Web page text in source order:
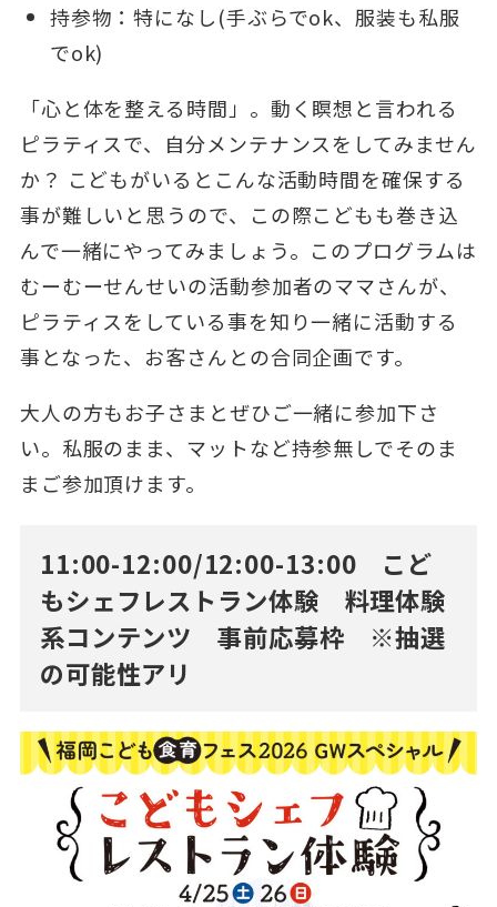
持参物：特になし(手ぶらでok、服装も私服
でok)
「心と体を整える時間」。動く瞑想と言われる
ピラティスで、自分メンテナンスをしてみません
か？ こどもがいるとこんな活動時間を確保する
事が難しいと思うので、この際こどもも巻き込
んで一緒にやってみましょう。このプログラムは
むーむーせんせいの活動参加者のママさんが、
ピラティスをしている事を知り一緒に活動する
事となった、お客さんとの合同企画です。
大人の方もお子さまとぜひご一緒に参加下さ
い。私服のまま、マットなど持参無しでそのま
まご参加頂けます。
11:00-12:00/12:00-13:00 こど
もシェフレストラン体験 料理体験
系コンテンツ 事前応募枠 ※抽選
の可能性アリ